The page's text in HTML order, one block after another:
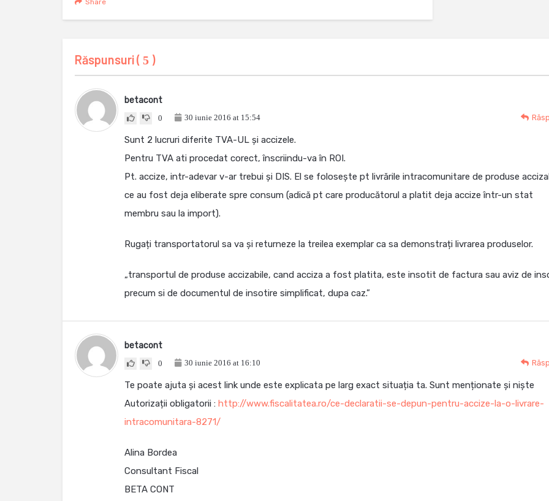
Share
Răspunsuri ( 5 )
betacont
0 30 iunie 2016 at 15:54
Sunt 2 lucruri diferite TVA-UL și accizele.
Pentru TVA ati procedat corect, înscriindu-va în ROI.
Pt. accize, intr-adevar v-ar trebui și DIS. El se folosește pt livrările intracomunitare de produse
ce au fost deja eliberate spre consum (adică pt care producătorul a platit deja accize într-un stat
membru sau la import).
Rugați transportatorul sa va și returneze la treilea exemplar ca sa demonstrați livrarea produselor.
„transportul de produse accizabile, cand acciza a fost platita, este insotit de factura sau aviz de
precum si de documentul de insotire simplificat, dupa caz.”
betacont
0 30 iunie 2016 at 16:10
Te poate ajuta și acest link unde este explicata pe larg exact situația ta. Sunt menționate și niște
Autorizații obligatorii : http://www.fiscalitatea.ro/ce-declaratii-se-depun-pentru-accize-la-o-livrare-
intracomunitara-8271/
Alina Bordea
Consultant Fiscal
BETA CONT